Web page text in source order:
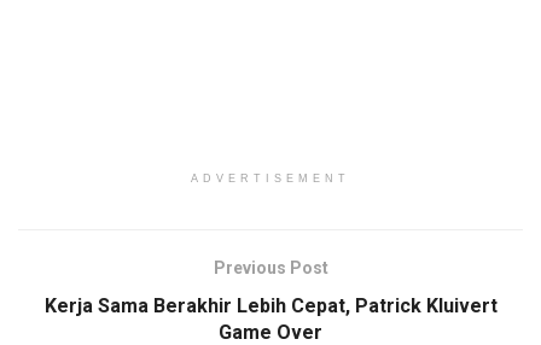
ADVERTISEMENT
Previous Post
Kerja Sama Berakhir Lebih Cepat, Patrick Kluivert
Game Over